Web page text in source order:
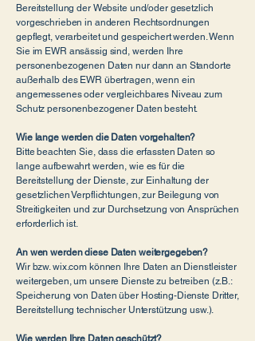
Bereitstellung der Website und/oder gesetzlich
vorgeschrieben in anderen Rechtsordnungen
gepflegt, verarbeitet und gespeichert werden. Wenn
Sie im EWR ansässig sind, werden Ihre
personenbezogenen Daten nur dann an Standorte
außerhalb des EWR übertragen, wenn ein
angemessenes oder vergleichbares Niveau zum
Schutz personenbezogener Daten besteht.
Wie lange werden die Daten vorgehalten?
Bitte beachten Sie, dass die erfassten Daten so
lange aufbewahrt werden, wie es für die
Bereitstellung der Dienste, zur Einhaltung der
gesetzlichen Verpflichtungen, zur Beilegung von
Streitigkeiten und zur Durchsetzung von Ansprüchen
erforderlich ist.
An wen werden diese Daten weitergegeben?
Wir bzw. wix.com können Ihre Daten an Dienstleister
weitergeben, um unsere Dienste zu betreiben (z.B.:
Speicherung von Daten über Hosting-Dienste Dritter,
Bereitstellung technischer Unterstützung usw.).
Wie werden Ihre Daten geschützt?